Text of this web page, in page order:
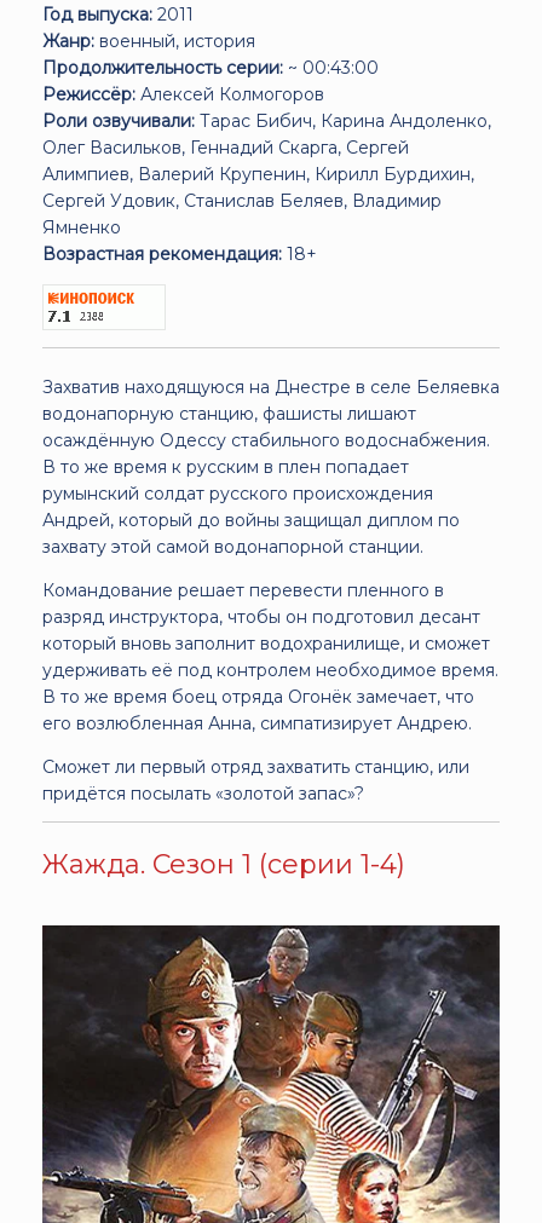
Год выпуска: 2011
Жанр: военный, история
Продолжительность серии: ~ 00:43:00
Режиссёр: Алексей Колмогоров
Роли озвучивали: Тарас Бибич, Карина Андоленко,
Олег Васильков, Геннадий Скарга, Сергей
Алимпиев, Валерий Крупенин, Кирилл Бурдихин,
Сергей Удовик, Станислав Беляев, Владимир
Ямненко
Возрастная рекомендация: 18+
Захватив находящуюся на Днестре в селе Беляевка
водонапорную станцию, фашисты лишают
осаждённую Одессу стабильного водоснабжения.
В то же время к русским в плен попадает
румынский солдат русского происхождения
Андрей, который до войны защищал диплом по
захвату этой самой водонапорной станции.
Командование решает перевести пленного в
разряд инструктора, чтобы он подготовил десант
который вновь заполнит водохранилище, и сможет
удерживать её под контролем необходимое время.
В то же время боец отряда Огонёк замечает, что
его возлюбленная Анна, симпатизирует Андрею.
Сможет ли первый отряд захватить станцию, или
придётся посылать «золотой запас»?
Жажда. Сезон 1 (серии 1-4)